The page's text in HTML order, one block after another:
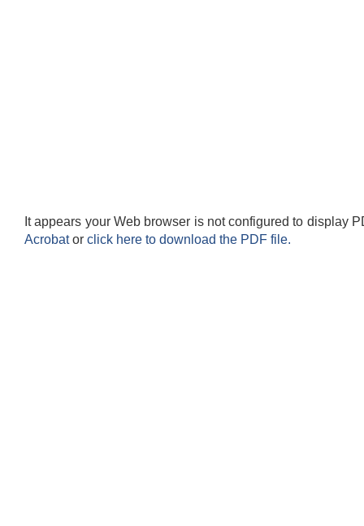
It appears your Web browser is not configured to display
Acrobator click here to download the PDF file.